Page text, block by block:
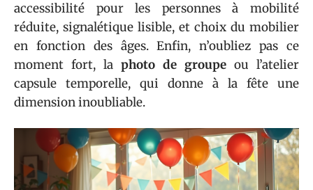
accessibilité pour les personnes à mobilité
réduite, signalétique lisible, et choix du mobilier
en fonction des âges. Enfin, n’oubliez pas ce
moment fort, la photo de groupe ou l’atelier
capsule temporelle, qui donne à la fête une
dimension inoubliable.